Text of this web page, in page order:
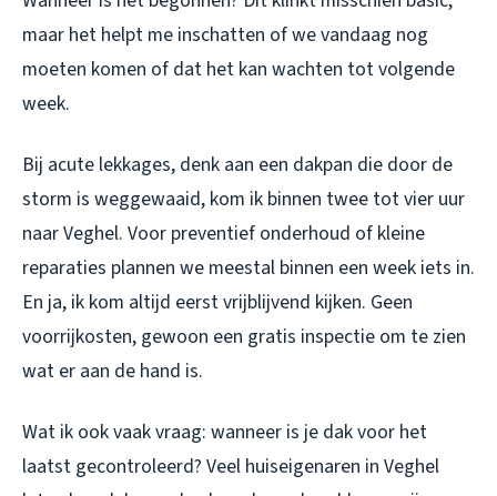
maar het helpt me inschatten of we vandaag nog
moeten komen of dat het kan wachten tot volgende
week.
Bij acute lekkages, denk aan een dakpan die door de
storm is weggewaaid, kom ik binnen twee tot vier uur
naar Veghel. Voor preventief onderhoud of kleine
reparaties plannen we meestal binnen een week iets in.
En ja, ik kom altijd eerst vrijblijvend kijken. Geen
voorrijkosten, gewoon een gratis inspectie om te zien
wat er aan de hand is.
Wat ik ook vaak vraag: wanneer is je dak voor het
laatst gecontroleerd? Veel huiseigenaren in Veghel